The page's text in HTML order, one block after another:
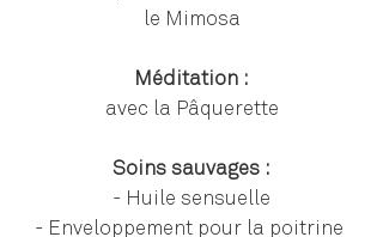
le Mimosa
Méditation :
avec la Pâquerette
Soins sauvages :
- Huile sensuelle
- Enveloppement pour la poitrine